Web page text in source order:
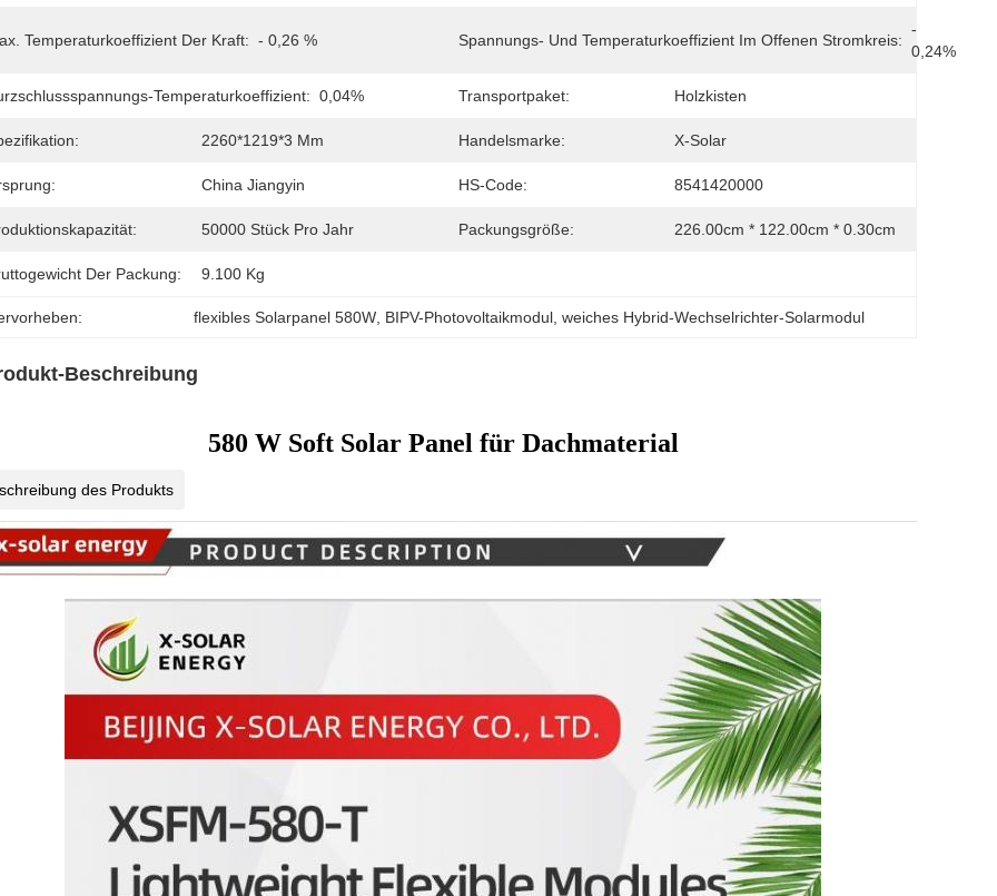
Temperaturkoeffizient Der Kraft: - 0,26 % Spannungs- Und Temperaturkoeffizient Im Offenen Stromkreis:
-
0,24%
Temperaturkoeffizient: 0,04% Transportpaket: Holzkisten
2260*1219*3 Mm Handelsmarke: X-Solar
China Jiangyin HS-Code: 8541420000
50000 Stück Pro Jahr Packungsgröße: 226.00cm * 122.00cm * 0.30cm
Der Packung: 9.100 Kg
flexibles Solarpanel 580W BIPV-Photovoltaikmodul , weiches Hybrid-Wechselrichter-Solarmodul
Beschreibung
580 W Soft Solar Panel für Dachmaterial
des Produkts